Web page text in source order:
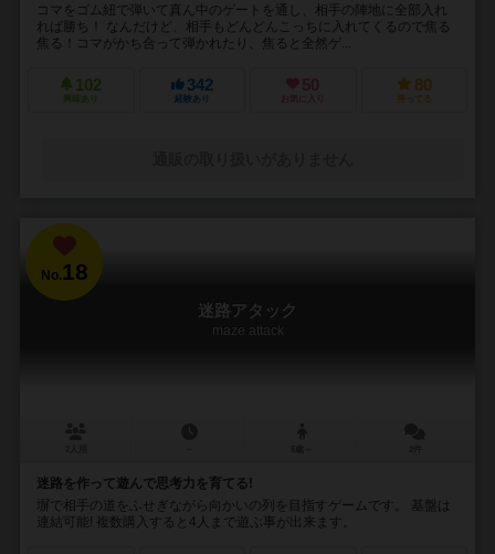
コマをゴム紐で弾いて真ん中のゲートを通し、相手の陣地に全部入れ
れば勝ち！ なんだけど、相手もどんどんこっちに入れてくるので焦る
焦る！コマがかち合って弾かれたり、焦ると全然ゲ...
102
興味あり
342
経験あり
50
お気に入り
80
持ってる
No.18
迷路アタック
maze attack
迷路を作って遊んで思考力を育てる!
塀で相手の道をふせぎながら向かいの列を目指すゲームです。 基盤は
連結可能! 複数購入すると4人まで遊ぶ事が出来ます。